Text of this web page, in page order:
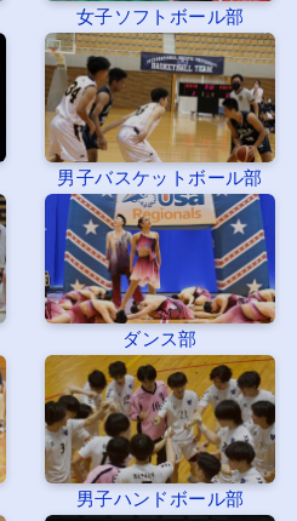
女子ソフトボール部
男子バスケットボール部
ダンス部
男子ハンドボール部